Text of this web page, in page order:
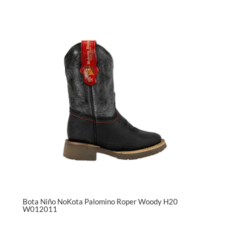
Bota Niño NoKota Palomino Roper Woody H20
W012011